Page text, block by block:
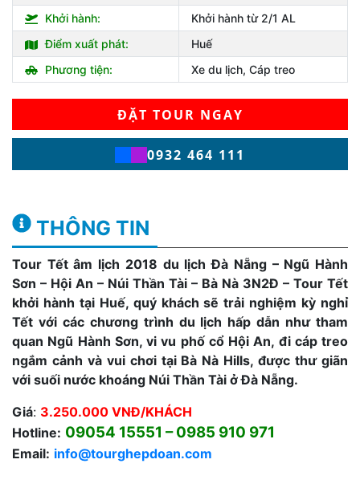
Khởi hành:
Khởi hành từ 2/1 AL
Điểm xuất phát:
Huế
Phương tiện:
Xe du lịch, Cáp treo
ĐẶT TOUR NGAY
0932 464 111
THÔNG TIN
Tour Tết âm lịch 2018 du lịch Đà Nẵng – Ngũ Hành
Sơn – Hội An – Núi Thần Tài – Bà Nà 3N2Đ – Tour Tết
khởi hành tại Huế, quý khách sẽ trải nghiệm kỳ nghỉ
Tết với các chương trình du lịch hấp dẫn như tham
quan Ngũ Hành Sơn, vi vu phố cổ Hội An, đi cáp treo
ngắm cảnh và vui chơi tại Bà Nà Hills, được thư giãn
với suối nước khoáng Núi Thần Tài ở Đà Nẵng.
Giá: 3.250.000 VNĐ/KHÁCH
Hotline: 09054 15551 – 0985 910 971
Email: info@tourghepdoan.com